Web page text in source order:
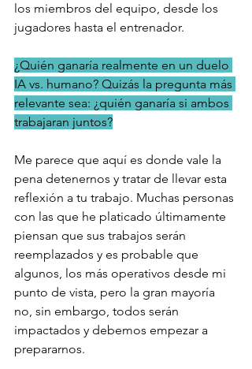
los miembros del equipo, desde los
jugadores hasta el entrenador.
¿Quién ganaría realmente en un duelo
IA vs. humano? Quizás la pregunta más
relevante sea: ¿quién ganaría si ambos
trabajaran juntos?
Me parece que aquí es donde vale la
pena detenernos y tratar de llevar esta
reflexión a tu trabajo. Muchas personas
con las que he platicado últimamente
piensan que sus trabajos serán
reemplazados y es probable que
algunos, los más operativos desde mi
punto de vista, pero la gran mayoría
no, sin embargo, todos serán
impactados y debemos empezar a
prepararnos.